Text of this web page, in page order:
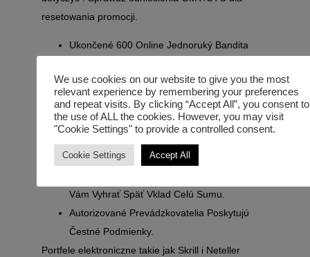
resetowania promocji.
Ukončené 600 Online Jednoruký Bandita
Progresívne Podmienky.
Návštevníci Mohli By Získať Body Okamžite.
Preskúmať Aktivity, Ktoré Sú Zahrnuté Ako
Súčasť Darčeka. Ak Vám Miniete Peniaze Na
Zostatok V Kasíne, Môžete Ho Vložiť Na Svoj
Vám Vyhrať Späť Vklad Celú Sumu.
Autorizované Prevádzkovatelia Poskytujú
Čestné Podmienky.
Portfele elektroniczne takie jak Skrill i Neteller
We use cookies on our website to give you the most
relevant experience by remembering your preferences
and repeat visits. By clicking “Accept All”, you consent to
the use of ALL the cookies. However, you may visit
"Cookie Settings" to provide a controlled consent.
Cookie Settings Accept All